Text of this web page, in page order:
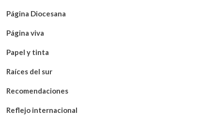
Página Diocesana
Página viva
Papel y tinta
Raíces del sur
Recomendaciones
Reflejo internacional